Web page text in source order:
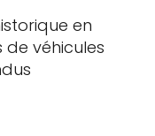
en
de véhicules